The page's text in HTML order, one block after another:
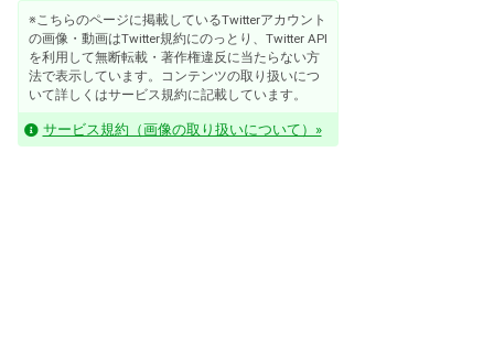
※こちらのページに掲載しているTwitterアカウント
の画像・動画はTwitter規約にのっとり、Twitter API
を利用して無断転載・著作権違反に当たらない方
法で表示しています。コンテンツの取り扱いにつ
いて詳しくはサービス規約に記載しています。
サービス規約（画像の取り扱いについて）»